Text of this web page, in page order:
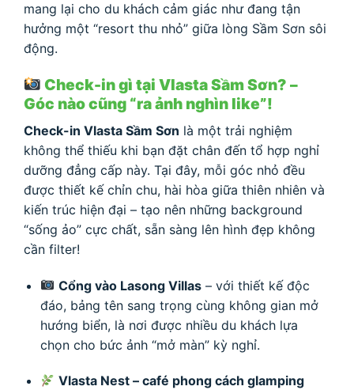
mang lại cho du khách cảm giác như đang tận
hưởng một “resort thu nhỏ” giữa lòng Sầm Sơn sôi
động.
Check-in gì tại Vlasta Sầm Sơn? –
Góc nào cũng “ra ảnh nghìn like”!
Check-in Vlasta Sầm Sơn là một trải nghiệm
không thể thiếu khi bạn đặt chân đến tổ hợp nghỉ
dưỡng đẳng cấp này. Tại đây, mỗi góc nhỏ đều
được thiết kế chỉn chu, hài hòa giữa thiên nhiên và
kiến trúc hiện đại – tạo nên những background
“sống ảo” cực chất, sẵn sàng lên hình đẹp không
cần filter!
Cổng vào Lasong Villas – với thiết kế độc
đáo, bảng tên sang trọng cùng không gian mở
hướng biển, là nơi được nhiều du khách lựa
chọn cho bức ảnh “mở màn” kỳ nghỉ.
Vlasta Nest – café phong cách glamping